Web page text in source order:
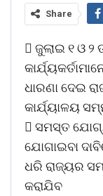
Share
 ଜୁଲାଇ ୧ ଓ ୨
ଧାରଣା ଦେଇ
କାର୍ଯ୍ୟାଳୟ
 ସମସ୍ତ
ଯୋଗାଇବା
ଧରି ରାଜ୍ୟର
କରାଯିବ